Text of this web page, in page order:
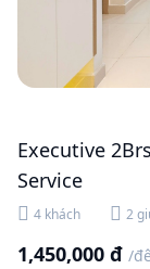
Executive
Service
4 khách 2
1,450,000 đ /